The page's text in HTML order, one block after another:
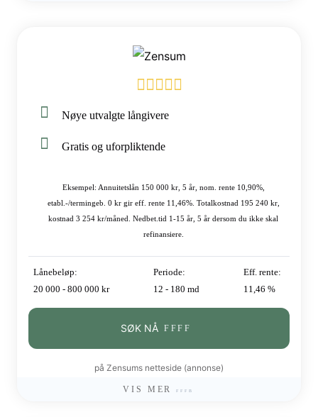
Nøye utvalgte långivere
Gratis og uforpliktende
Eksempel: Annuitetslån 150 000 kr, 5 år, nom. rente 10,90%,
etabl.-/termingeb. 0 kr gir eff. rente 11,46%. Totalkostnad 195 240 kr,
kostnad 3 254 kr/måned. Nedbet.tid 1-15 år, 5 år dersom du ikke skal
refinansiere.
Lånebeløp:
20 000 - 800 000 kr
Periode:
12 - 180 md
Eff. rente:
11,46 %
SØK NÅ
på Zensums netteside (annonse)
VIS MER